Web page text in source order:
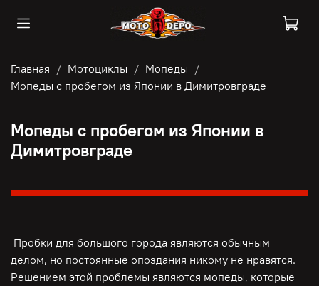
Главная Мотоциклы
Мопеды
Мопеды с пробегом из Японии в Димитровграде
Мопеды с пробегом из Японии в
Димитровграде
Пробки для большого города являются обычным
делом, но постоянные опоздания никому не нравятся.
Решением этой проблемы являются мопеды, которые